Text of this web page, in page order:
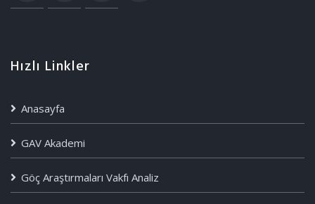
Hızlı Linkler
Anasayfa
GAV Akademi
Göç Araştırmaları Vakfı Analiz